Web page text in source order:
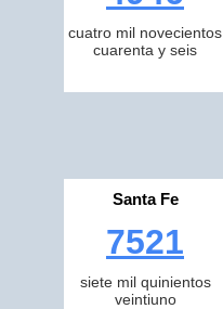
cuatro mil novecientos
cuarenta y seis
Santa Fe
7521
siete mil quinientos
veintiuno